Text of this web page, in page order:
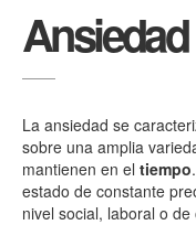
Ansiedad
La ansiedad se
sobre una amplia
mantienen en el tiempo
estado de constante
nivel social, laboral o